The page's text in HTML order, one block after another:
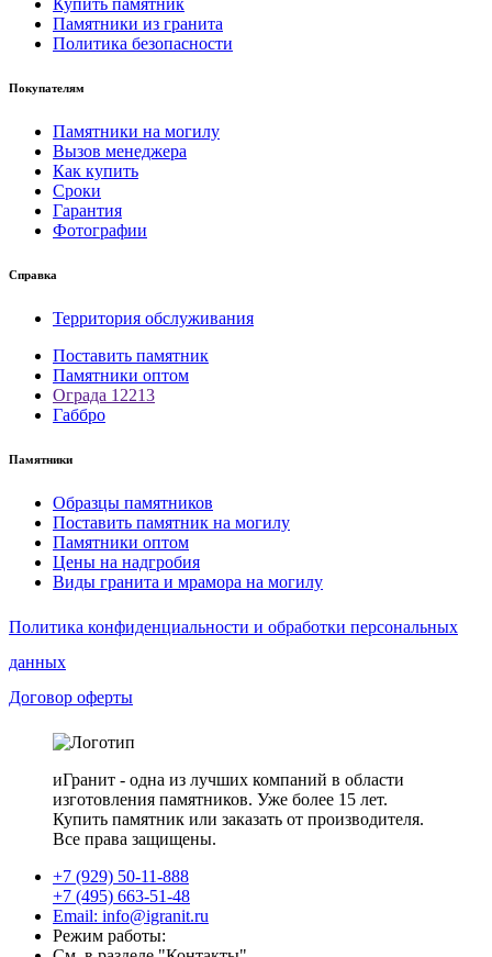
Купить памятник
Памятники из гранита
Политика безопасности
Покупателям
Памятники на могилу
Вызов менеджера
Как купить
Сроки
Гарантия
Фотографии
Справка
Территория обслуживания
Поставить памятник
Памятники оптом
Ограда 12213
Габбро
Памятники
Образцы памятников
Поставить памятник на могилу
Памятники оптом
Цены на надгробия
Виды гранита и мрамора на могилу
Политика конфиденциальности и обработки персональных
данных
Договор оферты
иГранит - одна из лучших компаний в области
изготовления памятников. Уже более 15 лет.
Купить памятник или заказать от производителя.
Все права защищены.
+7 (929) 50-11-888
+7 (495) 663-51-48
Email: info@igranit.ru
Режим работы: